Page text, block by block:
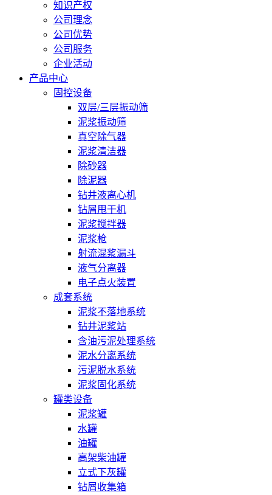
知识产权
公司理念
公司优势
公司服务
企业活动
产品中心
固控设备
双层/三层振动筛
泥浆振动筛
真空除气器
泥浆清洁器
除砂器
除泥器
钻井液离心机
钻屑甩干机
泥浆搅拌器
泥浆枪
射流混浆漏斗
液气分离器
电子点火装置
成套系统
泥浆不落地系统
钻井泥浆站
含油污泥处理系统
泥水分离系统
污泥脱水系统
泥浆固化系统
罐类设备
泥浆罐
水罐
油罐
高架柴油罐
立式下灰罐
钻屑收集箱